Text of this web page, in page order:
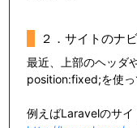
２．サイトのナ
最近、上部のヘッダ
position:fixed;を使っ
例えばLaravelのサ